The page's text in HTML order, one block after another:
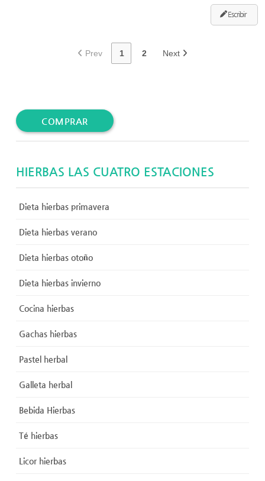
Escribir
Prev 1 2 Next
COMPRAR
HIERBAS LAS CUATRO ESTACIONES
Dieta hierbas primavera
Dieta hierbas verano
Dieta hierbas otoño
Dieta hierbas invierno
Cocina hierbas
Gachas hierbas
Pastel herbal
Galleta herbal
Bebida Hierbas
Té hierbas
Licor hierbas